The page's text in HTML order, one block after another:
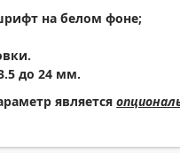
на белом фоне;
до 24 мм.
является